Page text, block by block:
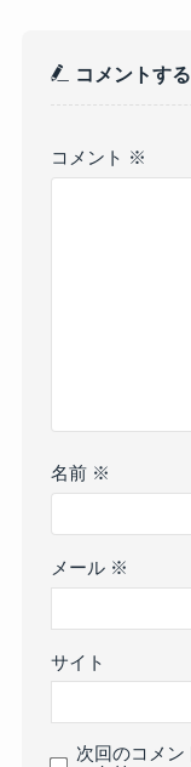
コメントする
コメント ※
名前 ※
メール ※
サイト
次回のコメン